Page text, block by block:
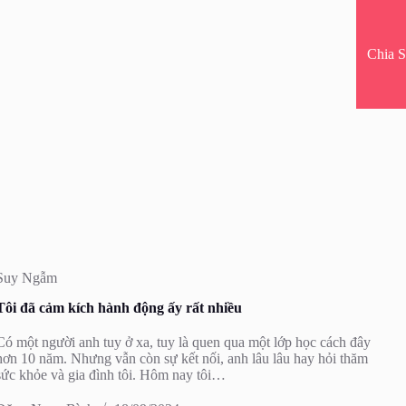
Chia
Ngẫm
đã cảm kích hành động ấy rất nhiều
một người anh tuy ở xa, tuy là quen qua một lớp học cách đây
10 năm. Nhưng vẫn còn sự kết nối, anh lâu lâu hay hỏi thăm
khỏe và gia đình tôi. Hôm nay tôi…